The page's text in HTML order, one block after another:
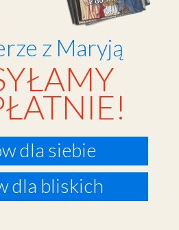
z Maryją
dla siebie
dla bliskich